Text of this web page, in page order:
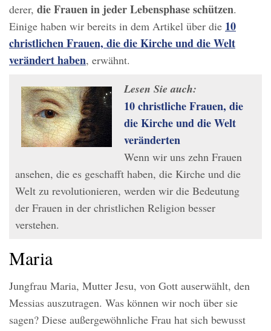
derer, die Frauen in jeder Lebensphase schützen.
Einige haben wir bereits in dem Artikel über die 10
christlichen Frauen, die die Kirche und die Welt
verändert haben, erwähnt.
Lesen Sie auch:
10 christliche Frauen, die
die Kirche und die Welt
veränderten
Wenn wir uns zehn Frauen
ansehen, die es geschafft haben, die Kirche und die
Welt zu revolutionieren, werden wir die Bedeutung
der Frauen in der christlichen Religion besser
verstehen.
Maria
Jungfrau Maria, Mutter Jesu, von Gott auserwählt, den
Messias auszutragen. Was können wir noch über sie
sagen? Diese außergewöhnliche Frau hat sich bewusst